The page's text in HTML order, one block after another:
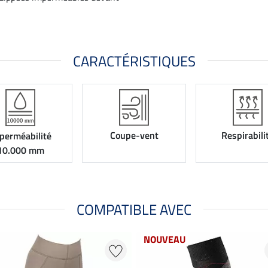
CARACTÉRISTIQUES
mm
Coupe-vent
COMPATIBLE AVEC
NOUVEAU